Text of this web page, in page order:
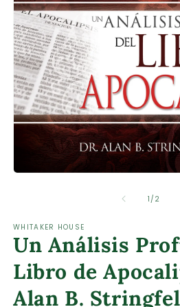
una
ventana
modal
1 /de2
WHITAKER HOUSE
Un Análisis
Libro de
Alan B.